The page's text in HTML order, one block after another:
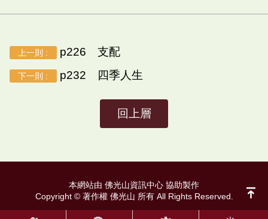
上一則 : p226 支配
下一則 : p232 四季人生
回上層
本網站由 佛光山資訊中心 協助製作
Copyright © 著作權 佛光山 所有 All Rights Reserved.